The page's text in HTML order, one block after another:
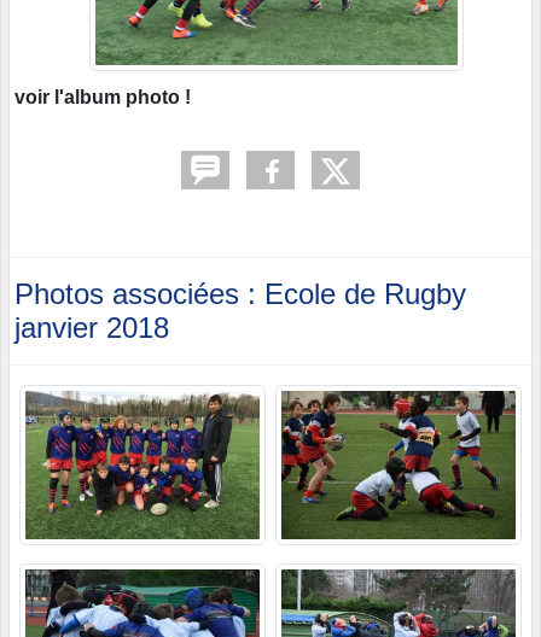
voir l'album photo !
Photos associées : Ecole de Rugby
janvier 2018